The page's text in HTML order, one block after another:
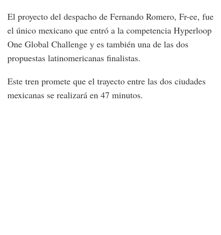
El proyecto del despacho de Fernando Romero, Fr-ee, fue
el único mexicano que entró a la competencia Hyperloop
One Global Challenge y es también una de las dos
propuestas latinomericanas finalistas.
Este tren promete que el trayecto entre las dos ciudades
mexicanas se realizará en 47 minutos.